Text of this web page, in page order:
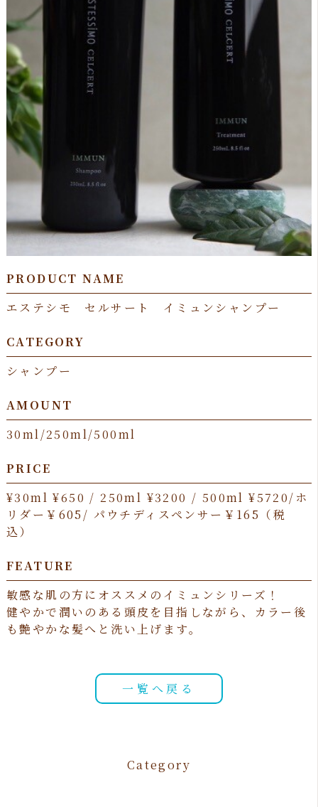
PRODUCT NAME
エステシモ セルサート イミュンシャンプー
CATEGORY
シャンプー
AMOUNT
30ml/250ml/500ml
PRICE
¥30ml ¥650 / 250ml ¥3200 / 500ml ¥5720/ホ
リダー￥605/ パウチディスペンサー￥165（税
込）
FEATURE
敏感な肌の方にオススメのイミュンシリーズ！
健やかで潤いのある頭皮を目指しながら、カラー後
も艶やかな髪へと洗い上げます。
一覧へ戻る
Category